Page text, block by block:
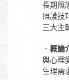
長期照
照護技
三大主
． 概論
與心理
生理需